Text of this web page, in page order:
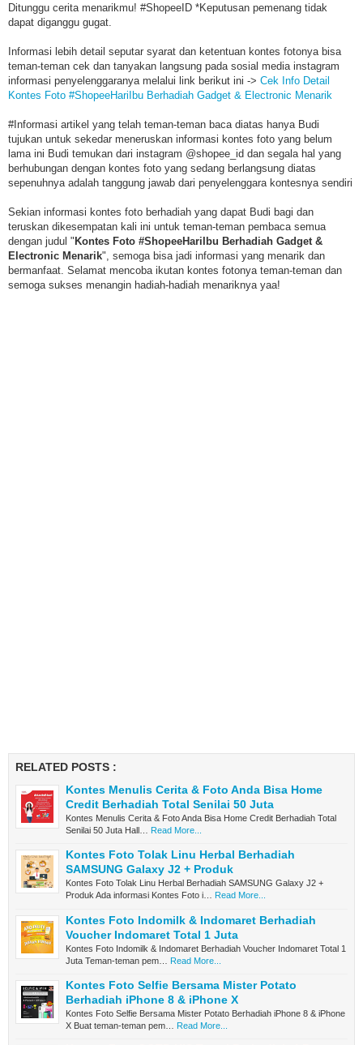
Ditunggu cerita menarikmu! #ShopeeID *Keputusan pemenang tidak
dapat diganggu gugat.
Informasi lebih detail seputar syarat dan ketentuan kontes fotonya bisa
teman-teman cek dan tanyakan langsung pada sosial media instagram
informasi penyelenggaranya melalui link berikut ini -> Cek Info Detail
Kontes Foto #ShopeeHariIbu Berhadiah Gadget & Electronic Menarik
#Informasi artikel yang telah teman-teman baca diatas hanya Budi
tujukan untuk sekedar meneruskan informasi kontes foto yang belum
lama ini Budi temukan dari instagram @shopee_id dan segala hal yang
berhubungan dengan kontes foto yang sedang berlangsung diatas
sepenuhnya adalah tanggung jawab dari penyelenggara kontesnya sendiri
Sekian informasi kontes foto berhadiah yang dapat Budi bagi dan
teruskan dikesempatan kali ini untuk teman-teman pembaca semua
dengan judul " Kontes Foto #ShopeeHariIbu Berhadiah Gadget &
Electronic Menarik", semoga bisa jadi informasi yang menarik dan
bermanfaat. Selamat mencoba ikutan kontes fotonya teman-teman dan
semoga sukses menangin hadiah-hadiah menariknya yaa!
RELATED POSTS :
Kontes Menulis Cerita & Foto Anda Bisa Home
Credit Berhadiah Total Senilai 50 Juta
Kontes Menulis Cerita & Foto Anda Bisa Home Credit Berhadiah Total
Senilai 50 Juta Hall…
Read More...
Kontes Foto Tolak Linu Herbal Berhadiah
SAMSUNG Galaxy J2 + Produk
Kontes Foto Tolak Linu Herbal Berhadiah SAMSUNG Galaxy J2 +
Produk Ada informasi Kontes Foto i… Read More...
Kontes Foto Indomilk & Indomaret Berhadiah
Voucher Indomaret Total 1 Juta
Kontes Foto Indomilk & Indomaret Berhadiah Voucher Indomaret Total 1
Juta Teman-teman pem…
Read More...
Kontes Foto Selfie Bersama Mister Potato
Berhadiah iPhone 8 & iPhone X
Kontes Foto Selfie Bersama Mister Potato Berhadiah iPhone 8 & iPhone
X Buat teman-teman pem…
Read More...